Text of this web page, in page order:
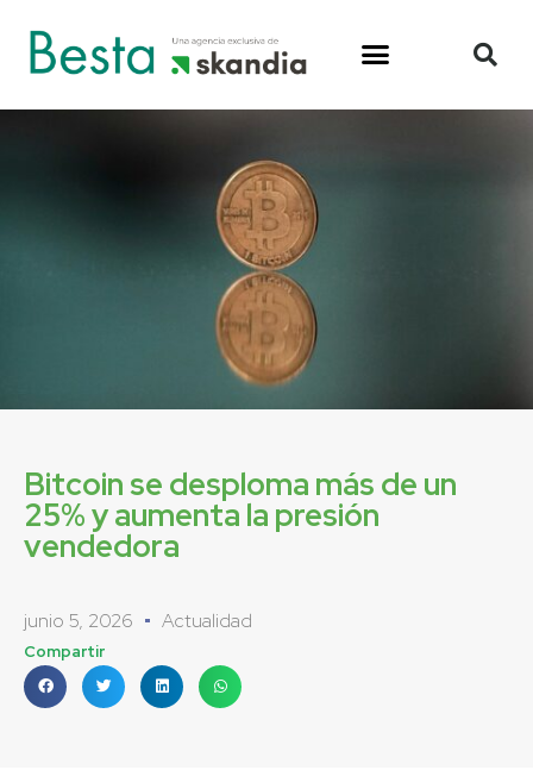
Bitcoin se desploma más de un
25% y aumenta la presión
vendedora
junio 5, 2026 Actualidad
Compartir